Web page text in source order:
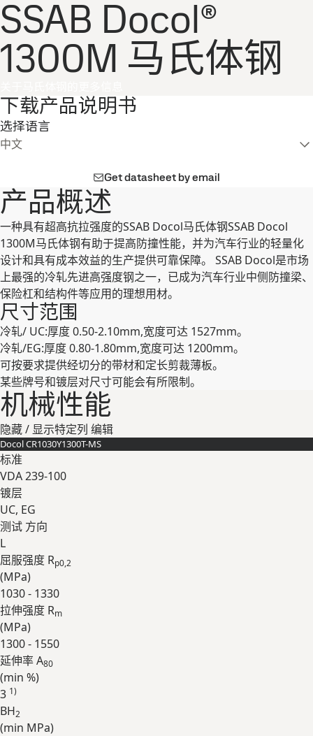
SSAB Docol®
1300M 马氏体钢
下载产品说明书
选择语言
中文
Get datasheet by email
产品概述
⼀种具有超⾼抗拉强度的SSAB Docol⻢⽒体钢SSAB Docol
1300M⻢⽒体钢有助于提⾼防撞性能，并为汽⻋⾏业的轻量化
设计和具有成本效益的⽣产提供可靠保障。 SSAB Docol是市场
上最强的冷轧先进⾼强度钢之⼀，已成为汽⻋⾏业中侧防撞梁、
保险杠和结构件等应⽤的理想⽤材。
尺寸范围
冷轧/ UC:厚度 0.50-2.10mm,宽度可达 1527mm。
冷轧/EG:厚度 0.80-1.80mm,宽度可达 1200mm。
可按要求提供经切分的带材和定⻓剪裁薄板。
某些牌号和镀层对尺⼨可能会有所限制。
机械性能
隐藏 / 显示特定列 编辑
Docol CR​1030Y​1300T-​MS
标准
VDA 239-100
镀层
UC, EG
测试 ⽅向
L
屈服强度 Rp0,2
(MPa)
1030 - 1330
拉伸强度 Rm
(MPa)
1300 - 1550
延伸率 A80
(min %)
3 1)
BH2
(min MPa)